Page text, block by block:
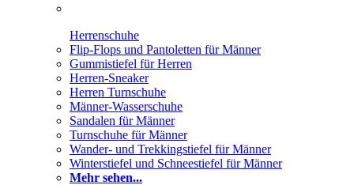
Herrenschuhe
Flip-Flops und Pantoletten für Männer
Gummistiefel für Herren
Herren-Sneaker
Herren Turnschuhe
Männer-Wasserschuhe
Sandalen für Männer
Turnschuhe für Männer
Wander- und Trekkingstiefel für Männer
Winterstiefel und Schneestiefel für Männer
Mehr sehen...